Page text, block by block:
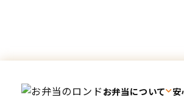
お弁当について
せTOP お知らせ